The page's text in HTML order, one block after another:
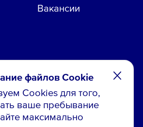
файлов Cookie
Cookies для того,
ваше пребывание
максимально
по вакансиям?
Вакансии